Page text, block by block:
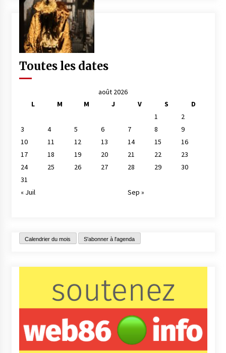
Toutes les dates
août 2026
L
M M J V S
D
1
2
3
4 5 6 7 8
9
10
11 12 13 14 15
16
17
18 19 20 21 22
23
24
25 26 27 28 29
30
31
« Juil
Sep »
Calendrier du mois S'abonner à l'agenda